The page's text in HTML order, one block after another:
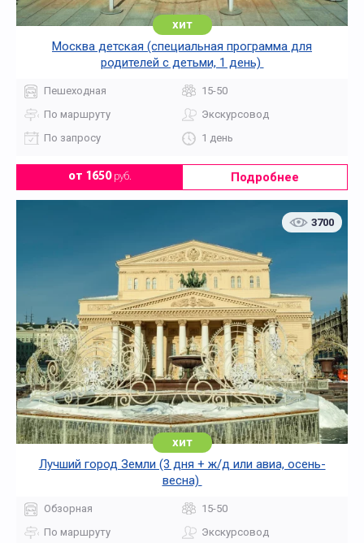
хит
Москва детская (специальная программа для
родителей с детьми, 1 день)
Пешеходная
15-50
По маршруту
Экскурсовод
По запросу
1 день
от 1650руб. Подробнее
3700
хит
Лучший город Земли (3 дня + ж/д или авиа, осень-
весна)
Обзорная
15-50
По маршруту
Экскурсовод